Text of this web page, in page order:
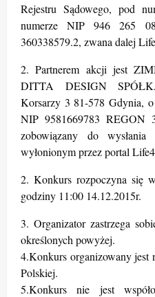
Rejestru Sądowego, pod
numerze NIP 946 265
360338579.2, zwana dalej
2. Partnerem akcji jest
DITTA DESIGN
Korsarzy 3 81-578 Gdynia,
NIP 9581669783 REGON
zobowiązany do wysłania
wyłonionym przez portal
2. Konkurs rozpoczyna się
godziny 11:00 14.12.2015r.
3. Organizator zastrzega
określonych powyżej.
4.Konkurs organizowany jest
Polskiej.
5.Konkurs nie jest